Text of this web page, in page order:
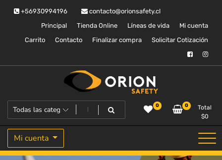
+56930994196
contacto@orionsafety.cl
Principal
Tienda Online Líneas de vida
Mi cuenta
Carrito
Contacto Finalizar compra Solicitar Cotización
Orion Safety
Equipos de proteccion personal 0 0
Total
$0
Mi cuenta